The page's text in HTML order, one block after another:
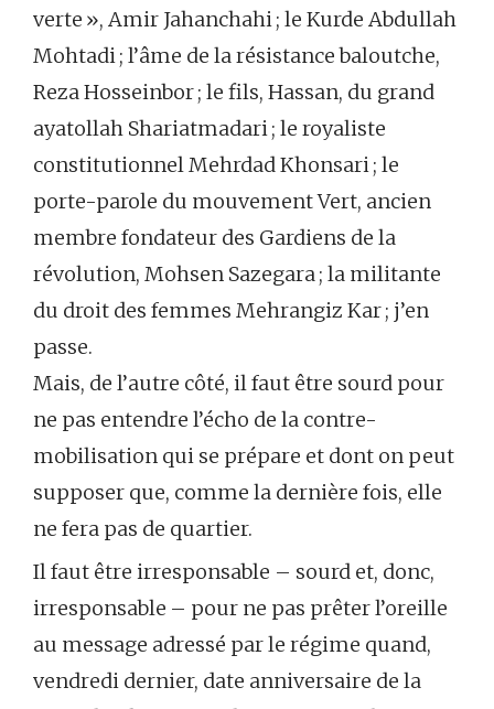
verte », Amir Jahanchahi ; le Kurde Abdullah
Mohtadi ; l’âme de la résistance baloutche,
Reza Hosseinbor ; le fils, Hassan, du grand
ayatollah Shariatmadari ; le royaliste
constitutionnel Mehrdad Khonsari ; le
porte-parole du mouvement Vert, ancien
membre fondateur des Gardiens de la
révolution, Mohsen Sazegara ; la militante
du droit des femmes Mehrangiz Kar ; j’en
passe.
Mais, de l’autre côté, il faut être sourd pour
ne pas entendre l’écho de la contre-
mobilisation qui se prépare et dont on peut
supposer que, comme la dernière fois, elle
ne fera pas de quartier.
Il faut être irresponsable – sourd et, donc,
irresponsable – pour ne pas prêter l’oreille
au message adressé par le régime quand,
vendredi dernier, date anniversaire de la